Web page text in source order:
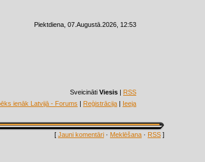
Piektdiena, 07.Augustā.2026, 12:53
Sveicināti Viesis | RSS
ienāk Latvijā - Forums | Reģistrācija | Ieeja
[ Jauni komentāri · Meklēšana · RSS ]